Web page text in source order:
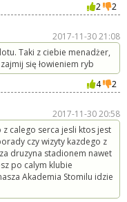
2
2
2017-11-30 21:08
Taki z ciebie menadżer,
się łowieniem ryb
4
2
2017-11-30 20:58
calego serca jesli ktos jest
czy wizyty kazdego z
druzyna stadionem nawet
po calym klubie
Akademia Stomilu idzie